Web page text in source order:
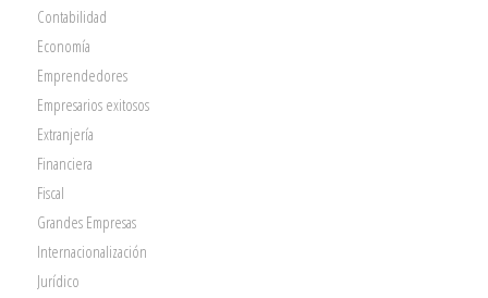
Contabilidad
Economía
Emprendedores
Empresarios exitosos
Extranjería
Financiera
Fiscal
Grandes Empresas
Internacionalización
Jurídico